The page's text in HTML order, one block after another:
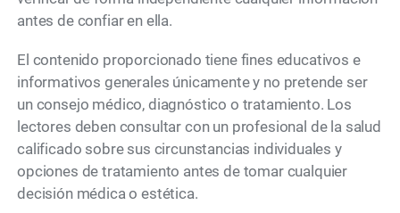
antes de confiar en ella.
El contenido proporcionado tiene fines educativos e
informativos generales únicamente y no pretende ser
un consejo médico, diagnóstico o tratamiento. Los
lectores deben consultar con un profesional de la salud
calificado sobre sus circunstancias individuales y
opciones de tratamiento antes de tomar cualquier
decisión médica o estética.